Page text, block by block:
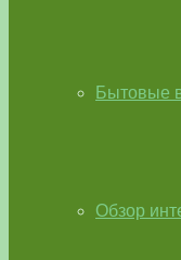
Бытовые
Обзор